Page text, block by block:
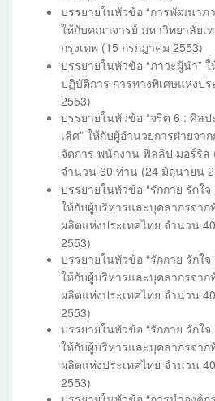
บรรยายในหัวข้อ “การพัฒนาภ
ให้กับคณาจารย์ มหาวิทยาลัยเ
กรุงเทพ (15 กรกฎาคม 2553)
บรรยายในหัวข้อ “ภาวะผู้นำ”
ปฏิบัติการ การทางพิเศษแห่งป
2553)
บรรยายในหัวข้อ “จริต 6 : ศิล
เลิศ” ให้กับผู้อำนวยการฝ่ายจ
จัดการ พนักงาน ฟิลลิป มอร์ริส
จำนวน 60 ท่าน (24 มิถุนายน
บรรยายในหัวข้อ “รักกาย รักใ
ให้กับผู้บริหารและบุคลากรจาก
ผลิตแห่งประเทศไทย จำนวน
2553)
บรรยายในหัวข้อ “รักกาย รักใ
ให้กับผู้บริหารและบุคลากรจาก
ผลิตแห่งประเทศไทย จำนวน
2553)
บรรยายในหัวข้อ “รักกาย รักใ
ให้กับผู้บริหารและบุคลากรจาก
ผลิตแห่งประเทศไทย จำนวน
2553)